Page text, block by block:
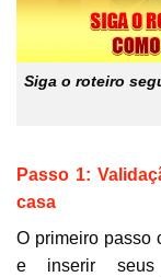
Siga o roteiro
Passo 1:
casa
O primeiro passo
e inserir